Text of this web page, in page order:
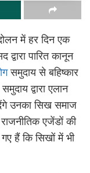
में हर दिन एक
पारित कानून
समुदाय से बहिष्कार
द्वारा एलान
उनका सिख समाज
एजेंडों की
हैं कि सिखों में भी